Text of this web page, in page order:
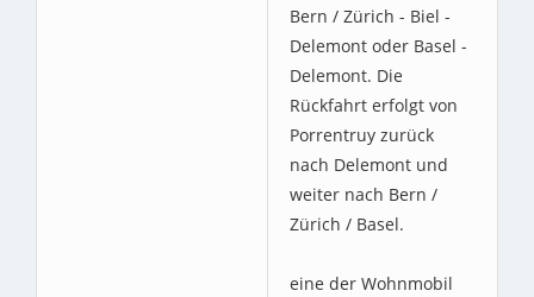
Bern / Zürich - Biel -
Delemont oder Basel -
Delemont. Die
Rückfahrt erfolgt von
Porrentruy zurück
nach Delemont und
weiter nach Bern /
Zürich / Basel.
eine der Wohnmobil